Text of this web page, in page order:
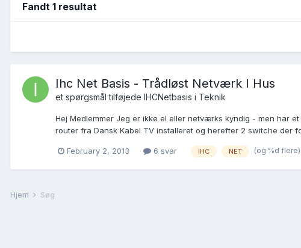
Fandt 1 resultat
Ihc Net Basis - Trådløst Netværk I Hus
et spørgsmål tilføjede IHCNetbasis i Teknik
Hej Medlemmer Jeg er ikke el eller netværks kyndig - men har
router fra Dansk Kabel TV installeret og herefter 2 switche der
February 2, 2013 6 svar IHC NET (og %d flere)
Hjem Søg